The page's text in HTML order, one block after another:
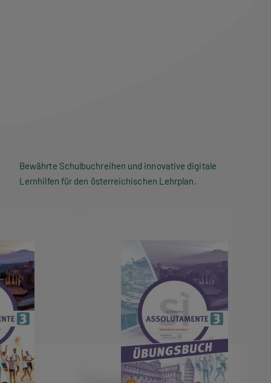
Bewährte Schulbuchreihen und innovative digitale
Lernhilfen für den österreichischen Lehrplan.